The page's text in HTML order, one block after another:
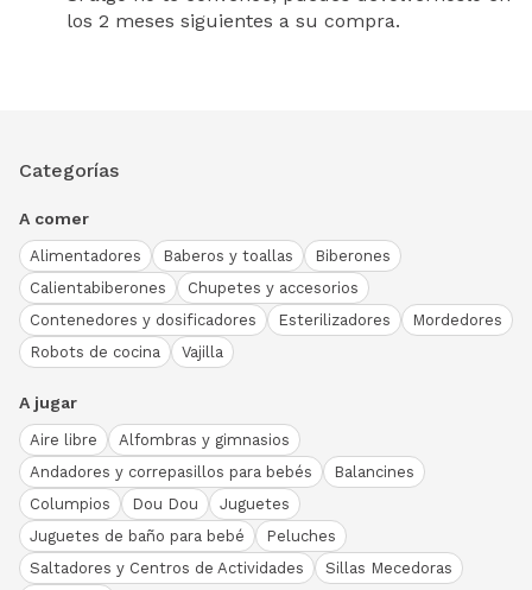
los 2 meses siguientes a su compra.
Categorías
A comer
Alimentadores Baberos y toallas
Biberones
Calientabiberones
Chupetes y accesorios
Contenedores y dosificadores
Esterilizadores
Mordedores
Robots de cocina
Vajilla
A jugar
Aire libre
Alfombras y gimnasios
Andadores y correpasillos para bebés
Balancines
Columpios
Dou Dou
Juguetes
Juguetes de baño para bebé
Peluches
Saltadores y Centros de Actividades
Sillas Mecedoras